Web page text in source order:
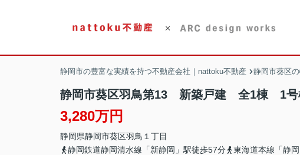
静岡市の豊富な実績を持つ不動産会社｜nattoku不動産 静岡市葵区
静岡市葵区羽鳥第13 新築戸建 全1棟 1号
3,280万円
静岡県静岡市葵区羽鳥 １丁目
静岡鉄道静岡清水線「新静岡」駅徒歩57分
東海道本線「静